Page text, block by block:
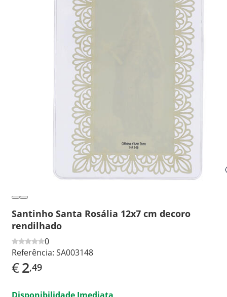
Santinho Santa Rosália 12x7 cm decoro
rendilhado
0
Referência: SA003148
€2,49